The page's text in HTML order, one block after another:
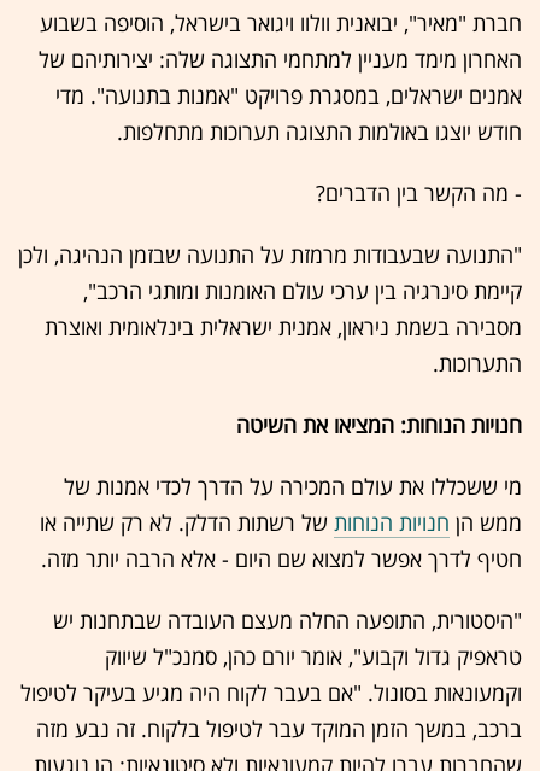
חברת "מאיר", יבואנית וולוו ויגואר בישראל, הוסיפה בשבוע
האחרון מימד מעניין למתחמי התצוגה שלה: יצירותיהם של
אמנים ישראלים, במסגרת פרויקט "אמנות בתנועה". מדי
חודש יוצגו באולמות התצוגה תערוכות מתחלפות.
- מה הקשר בין הדברים?
"התנועה שבעבודות מרמזת על התנועה שבזמן הנהיגה, ולכן
קיימת סינרגיה בין ערכי עולם האומנות ומותגי הרכב",
מסבירה בשמת ניראון, אמנית ישראלית בינלאומית ואוצרת
התערוכות.
חנויות הנוחות: המציאו את השיטה
מי ששכללו את עולם המכירה על הדרך לכדי אמנות של
ממש הן חנויות הנוחות של רשתות הדלק. לא רק שתייה או
חטיף לדרך אפשר למצוא שם היום - אלא הרבה יותר מזה.
"היסטורית, התופעה החלה מעצם העובדה שבתחנות יש
טראפיק גדול וקבוע", אומר יורם כהן, סמנכ"ל שיווק
וקמעונאות בסונול. "אם בעבר לקוח היה מגיע בעיקר לטיפול
ברכב, במשך הזמן המוקד עבר לטיפול בלקוח. זה נבע מזה
שהחברות עברו להיות קמעונאיות ולא סיטונאיות: הן נוגעות